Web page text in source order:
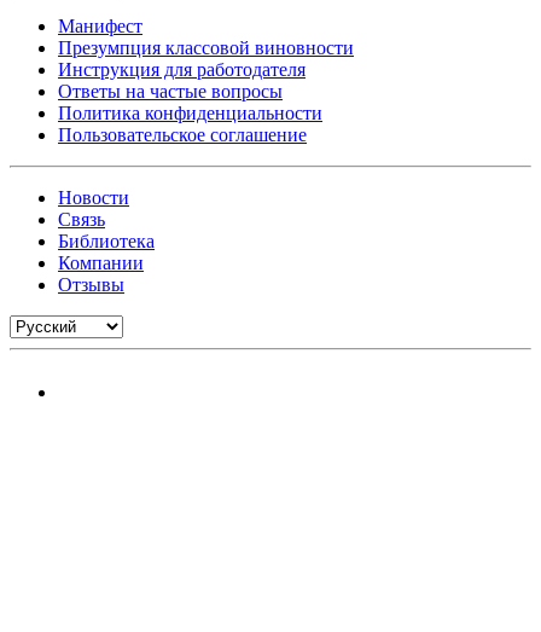
Манифест
Презумпция классовой виновности
Инструкция для работодателя
Ответы на частые вопросы
Политика конфиденциальности
Пользовательское соглашение
Новости
Связь
Библиотека
Компании
Отзывы